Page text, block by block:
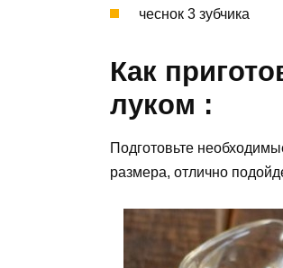
чеснок 3 зубчика
Как
луком :
Подготовьте
размера, отлично